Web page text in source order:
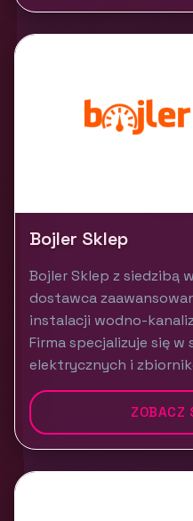
Bojler Sklep
Bojler Sklep z siedzibą
dostawca
instalacji wodno-
Firma specjalizuje się
elektrycznych i
ZOBACZ